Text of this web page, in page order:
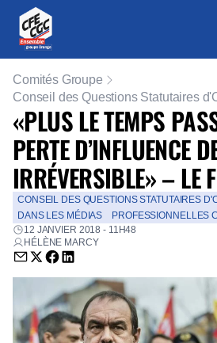
Comités Groupe
Conseil des Questions Statutaires
«PLUS LE TEMPS
PERTE D’INFLUENCE
IRRÉVERSIBLE» – LE
CONSEIL DES QUESTIONS STATUTAIRES
DANS LES MÉDIAS
PROFESSIONNELLES
12 JANVIER 2018 - 11H48
HÉLÈNE MARCY
Envoyer par email (nouvelle fenêtre)
Partager sur Twitter (nouvelle
Partager sur Facebook
Partager sur LinkedIn